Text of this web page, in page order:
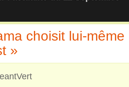
choisit lui-
»